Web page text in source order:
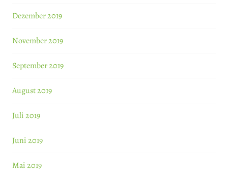
Dezember 2019
November 2019
September 2019
August 2019
Juli 2019
Juni 2019
Mai 2019